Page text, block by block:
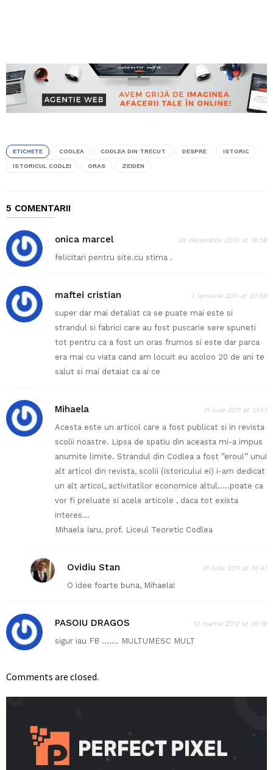
ETICHETE CODLEA CODLEA DIN TRECUT DESPRE ISTORIC
ISTORICUL CODLEI ORAS ZEIDEN
5 COMENTARII
onica marcel 28 decembrie 2010 at 16:58
felicitari pentru site.cu stima .
maftei cristian 3 ianuarie 2011 at 20:59
super dar mai detaliat ca se puate mai este si
strandul si fabrici care au fost puscarie sere spuneti
tot pentru ca a fost un oras frumos si este dar parca
era mai cu viata cand am locuit eu acoloo 20 de ani te
salut si mai detaiat ca ai ce
Mihaela 31 iulie 2011 at 13:57
Acesta este un articol care a fost publicat si in revista
scolii noastre. Lipsa de spatiu din aceasta mi-a impus
anumite limite. Strandul din Codlea a fost ”eroul” unui
alt articol din revista, scolii (istoricului ei) i-am dedicat
un alt articol, activitatilor economice altul…..poate ca
vor fi preluate si acele articole , daca tot exista
interes…
Mihaela Iaru, prof. Liceul Teoretic Codlea
Ovidiu Stan 31 iulie 2011 at 16:47
O idee foarte buna, Mihaela!
PASOIU DRAGOS 12 martie 2012 at 20:16
sigur iau FB ……. MULTUMESC MULT
Comments are closed.